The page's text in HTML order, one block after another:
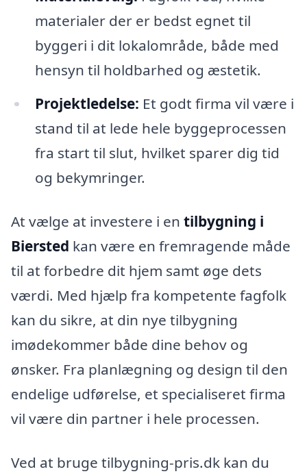
materialer der er bedst egnet til
byggeri i dit lokalområde, både med
hensyn til holdbarhed og æstetik.
Projektledelse: Et godt firma vil være i
stand til at lede hele byggeprocessen
fra start til slut, hvilket sparer dig tid
og bekymringer.
At vælge at investere i en tilbygning i
Biersted kan være en fremragende måde
til at forbedre dit hjem samt øge dets
værdi. Med hjælp fra kompetente fagfolk
kan du sikre, at din nye tilbygning
imødekommer både dine behov og
ønsker. Fra planlægning og design til den
endelige udførelse, et specialiseret firma
vil være din partner i hele processen.
Ved at bruge tilbygning-pris.dk kan du